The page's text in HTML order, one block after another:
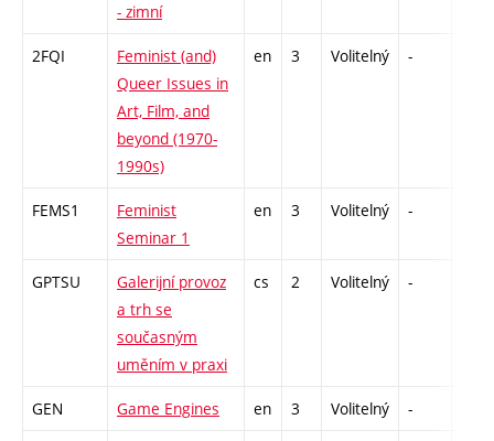
- zimní
2FQI
Feminist (and)
Queer Issues in
Art, Film, and
beyond (1970-
1990s)
en 3 Volitelný -
FEMS1
Feminist
Seminar 1
en 3 Volitelný -
GPTSU
Galerijní provoz
a trh se
současným
uměním v praxi
cs 2 Volitelný -
GEN Game Engines en 3 Volitelný -